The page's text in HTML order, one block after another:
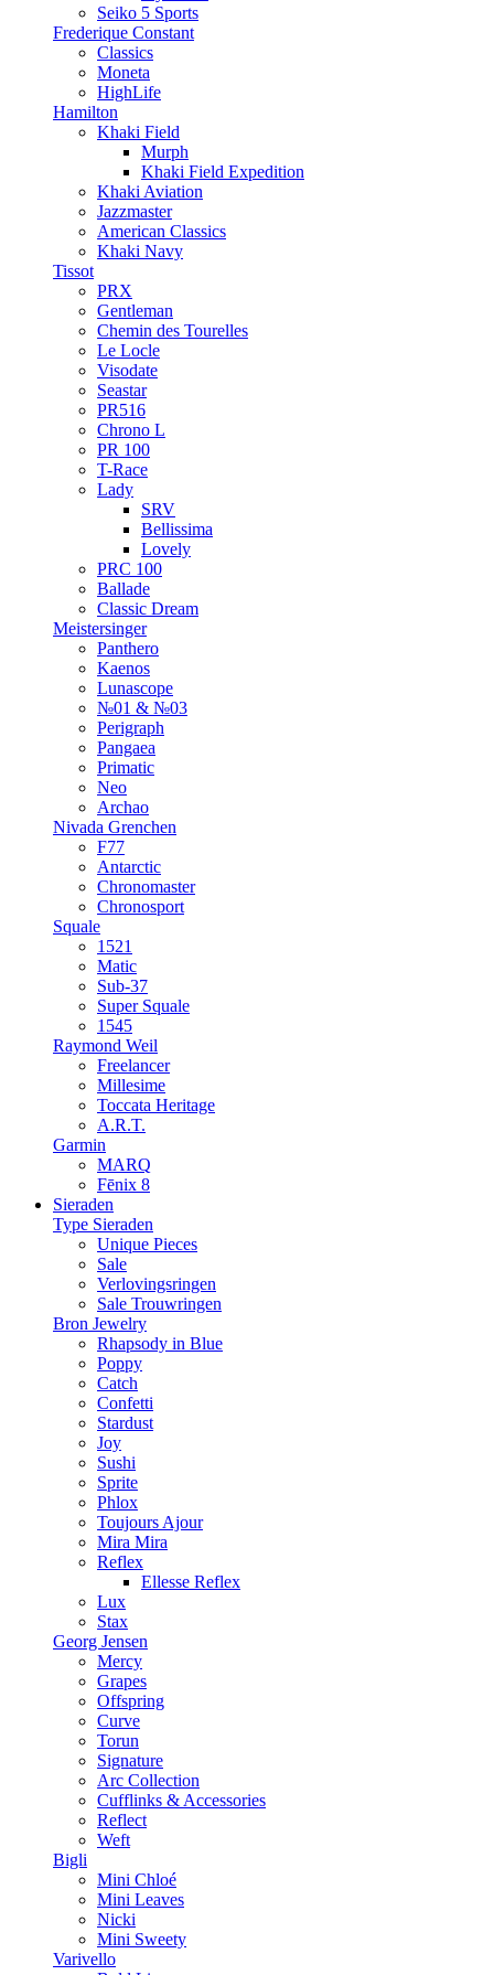
Seiko 5 Sports
Frederique Constant
Classics
Moneta
HighLife
Hamilton
Khaki Field
Murph
Khaki Field Expedition
Khaki Aviation
Jazzmaster
American Classics
Khaki Navy
Tissot
PRX
Gentleman
Chemin des Tourelles
Le Locle
Visodate
Seastar
PR516
Chrono L
PR 100
T-Race
Lady
SRV
Bellissima
Lovely
PRC 100
Ballade
Classic Dream
Meistersinger
Panthero
Kaenos
Lunascope
№01 & №03
Perigraph
Pangaea
Primatic
Neo
Archao
Nivada Grenchen
F77
Antarctic
Chronomaster
Chronosport
Squale
1521
Matic
Sub-37
Super Squale
1545
Raymond Weil
Freelancer
Millesime
Toccata Heritage
A.R.T.
Garmin
MARQ
Fēnix 8
Sieraden
Type Sieraden
Unique Pieces
Sale
Verlovingsringen
Sale Trouwringen
Bron Jewelry
Rhapsody in Blue
Poppy
Catch
Confetti
Stardust
Joy
Sushi
Sprite
Phlox
Toujours Ajour
Mira Mira
Reflex
Ellesse Reflex
Lux
Stax
Georg Jensen
Mercy
Grapes
Offspring
Curve
Torun
Signature
Arc Collection
Cufflinks & Accessories
Reflect
Weft
Bigli
Mini Chloé
Mini Leaves
Nicki
Mini Sweety
Varivello